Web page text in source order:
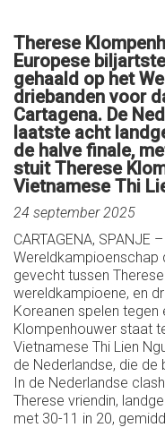
Therese
Europese
gehaald op het
driebanden voor
Cartagena. De
laatste acht
de halve finale,
stuit Therese
Vietnamese Thi
24 september 2025
CARTAGENA, SPANJE
Wereldkampioenschap
gevecht tussen
wereldkampioene, en
Koreanen spelen tegen
Klompenhouwer staat
Vietnamese Thi Lien
de Nederlandse, die
In de Nederlandse
Therese vriendin,
met 30-11 in 20,